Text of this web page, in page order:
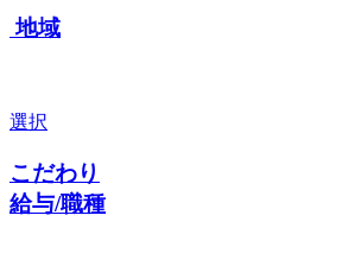
地域
選択
こだわり
給与/職種